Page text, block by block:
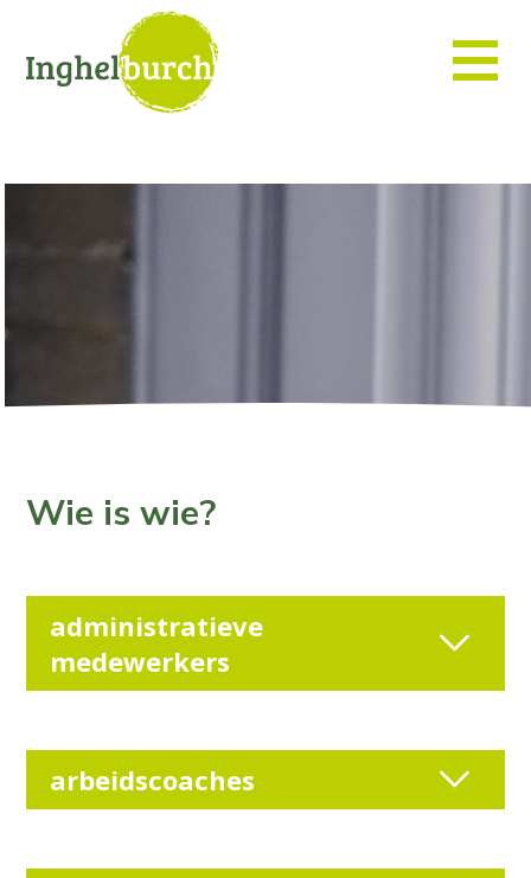
Wie is wie?
administratieve
medewerkers
arbeidscoaches